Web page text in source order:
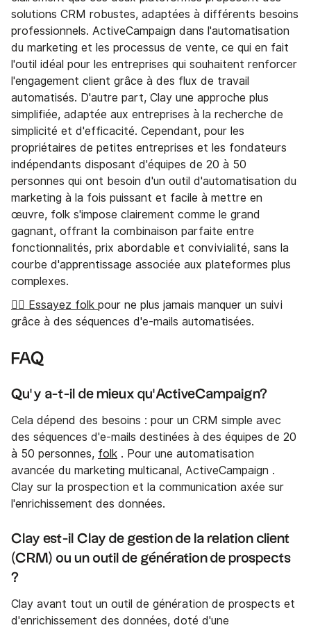
solutions CRM robustes, adaptées à différents besoins
professionnels. ActiveCampaign dans l'automatisation
du marketing et les processus de vente, ce qui en fait
l'outil idéal pour les entreprises qui souhaitent renforcer
l'engagement client grâce à des flux de travail
automatisés. D'autre part, Clay une approche plus
simplifiée, adaptée aux entreprises à la recherche de
simplicité et d'efficacité. Cependant, pour les
propriétaires de petites entreprises et les fondateurs
indépendants disposant d'équipes de 20 à 50
personnes qui ont besoin d'un outil d'automatisation du
marketing à la fois puissant et facile à mettre en
œuvre, folk s'impose clairement comme le grand
gagnant, offrant la combinaison parfaite entre
fonctionnalités, prix abordable et convivialité, sans la
courbe d'apprentissage associée aux plateformes plus
complexes.
👉🏼 Essayez folk pour ne plus jamais manquer un suivi
grâce à des séquences d'e-mails automatisées.
FAQ
Qu'y a-t-il de mieux qu'ActiveCampaign?
Cela dépend des besoins : pour un CRM simple avec
des séquences d'e-mails destinées à des équipes de 20
à 50 personnes, folk . Pour une automatisation
avancée du marketing multicanal, ActiveCampaign .
Clay sur la prospection et la communication axée sur
l'enrichissement des données.
Clay est-il Clay de gestion de la relation client
(CRM) ou un outil de génération de prospects
?
Clay avant tout un outil de génération de prospects et
d'enrichissement des données, doté d'une